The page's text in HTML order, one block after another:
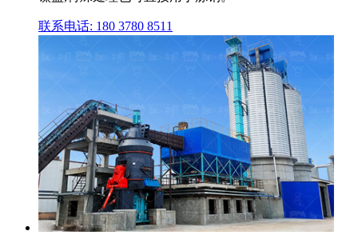
联系电话: 180 3780 8511